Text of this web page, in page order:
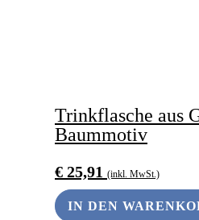
Trinkflasche aus
Baummotiv
€ 25,91 (inkl. MwSt.)
IN DEN